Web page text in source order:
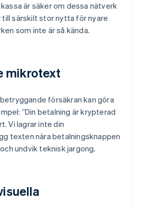
är säker om dessa nätverk
till särskilt stor nytta för nyare
som inte är så kända.
mikrotext
försäkran kan göra
”Din betalning är krypterad
Vi lagrar inte din
texten nära betalningsknappen
undvik teknisk jargong.